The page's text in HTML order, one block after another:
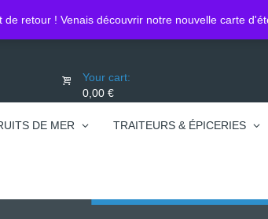
de retour ! Venais découvrir notre nouvelle carte
0450740095
Your cart:
0,00 €
DE MER TRAITEURS & ÉPICERIES